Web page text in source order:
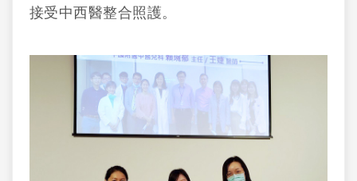
接受中西醫整合照護。